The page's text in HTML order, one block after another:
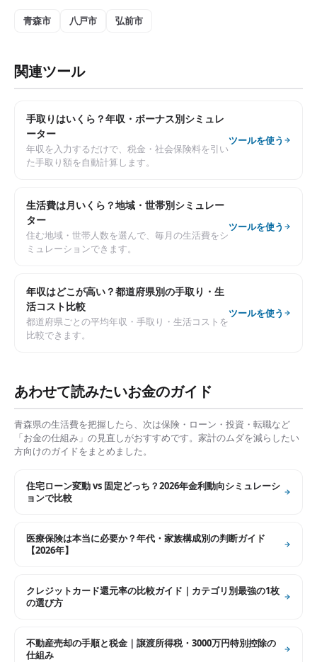
青森市 八戸市 弘前市
関連ツール
手取りはいくら？年収・ボーナス別シミュレ
ーター
年収を入力するだけで、税金・社会保険料を引い
た手取り額を自動計算します。
ツールを使う
生活費は月いくら？地域・世帯別シミュレー
ター
住む地域・世帯人数を選んで、毎月の生活費をシ
ミュレーションできます。
ツールを使う
年収はどこが高い？都道府県別の手取り・生
活コスト比較
都道府県ごとの平均年収・手取り・生活コストを
比較できます。
ツールを使う
あわせて読みたいお金のガイド
青森県の生活費を把握したら、次は保険・ローン・投資・転職など
「お金の仕組み」の見直しがおすすめです。家計のムダを減らしたい
方向けのガイドをまとめました。
住宅ローン変動 vs 固定どっち？2026年金利動向シミュレーシ
ョンで比較
医療保険は本当に必要か？年代・家族構成別の判断ガイド
【2026年】
クレジットカード還元率の比較ガイド｜カテゴリ別最強の1枚
の選び方
不動産売却の手順と税金｜譲渡所得税・3000万円特別控除の
仕組み